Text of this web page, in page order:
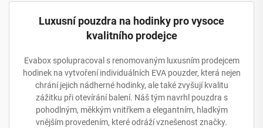
Luxusní pouzdra na hodinky pro vysoce
kvalitního prodejce
Evabox spolupracoval s renomovaným luxusním prodejcem
hodinek na vytvoření individuálních EVA pouzder, která nejen
chrání jejich nádherné hodinky, ale také zvyšují kvalitu
zážitku při otevírání balení. Náš tým navrhl pouzdra s
pohodlným, měkkým vnitřkem a elegantním, hladkým
vnějším provedením, které odráží vznešenost značky.